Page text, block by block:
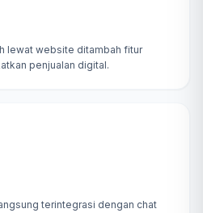
lewat website ditambah fitur
penjualan digital.
terintegrasi dengan chat